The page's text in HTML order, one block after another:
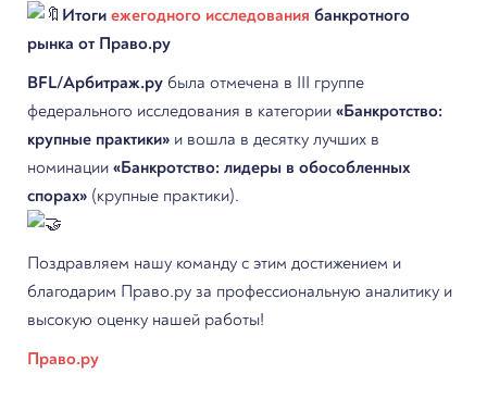
рынка от Право.ру
Итоги ежегодного исследования банкротного
рынка от Право.ру
BFL/Арбитраж.ру была отмечена в III группе
федерального исследования в категории «Банкротство:
крупные практики» и вошла в десятку лучших в
номинации «Банкротство: лидеры в обособленных
спорах» (крупные практики).
Поздравляем нашу команду с этим достижением и
благодарим Право.ру за профессиональную аналитику и
высокую оценку нашей работы!
Право.ру